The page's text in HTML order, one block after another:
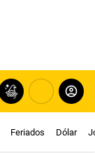
Feriados Dólar